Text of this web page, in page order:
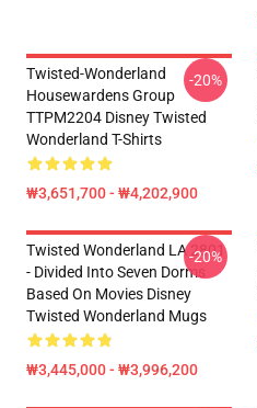
Twisted-Wonderland
Housewardens Group
TTPM2204 Disney Twisted
Wonderland T-Shirts
₩3,651,700 - ₩4,202,900
-20%
Twisted Wonderland LA 2801
- Divided Into Seven Dorms
Based On Movies Disney
Twisted Wonderland Mugs
₩3,445,000 - ₩3,996,200
-20%